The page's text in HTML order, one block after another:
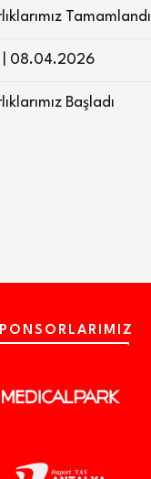
Tamamlandı
| 08.04.2026
Başladı